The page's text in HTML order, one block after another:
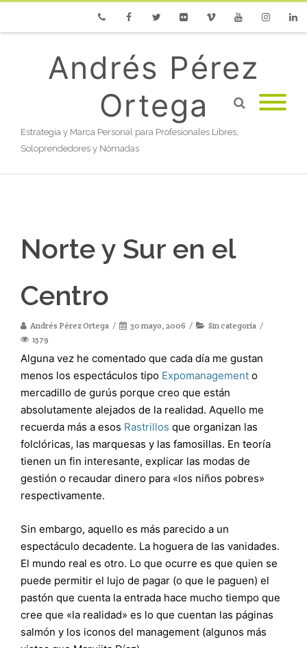
Andrés Pérez
Ortega
Estrategia y Marca Personal para Profesionales Libres,
Soloprendedores y Nómadas
Norte y Sur en el
Centro
Andrés Pérez Ortega 30 mayo, 2006
Sin categoría
1579
Alguna vez he comentado que cada día me gustan
menos los espectáculos tipo Expomanagement o
mercadillo de gurús porque creo que están
absolutamente alejados de la realidad. Aquello me
recuerda más a esos Rastrillos que organizan las
folclóricas, las marquesas y las famosillas. En teoría
tienen un fin interesante, explicar las modas de
gestión o recaudar dinero para «los niños pobres»
respectivamente.
Sin embargo, aquello es más parecido a un
espectáculo decadente. La hoguera de las vanidades.
El mundo real es otro. Lo que ocurre es que quien se
puede permitir el lujo de pagar (o que le paguen) el
pastón que cuenta la entrada hace mucho tiempo que
cree que «la realidad» es lo que cuentan las páginas
salmón y los iconos del management (algunos más